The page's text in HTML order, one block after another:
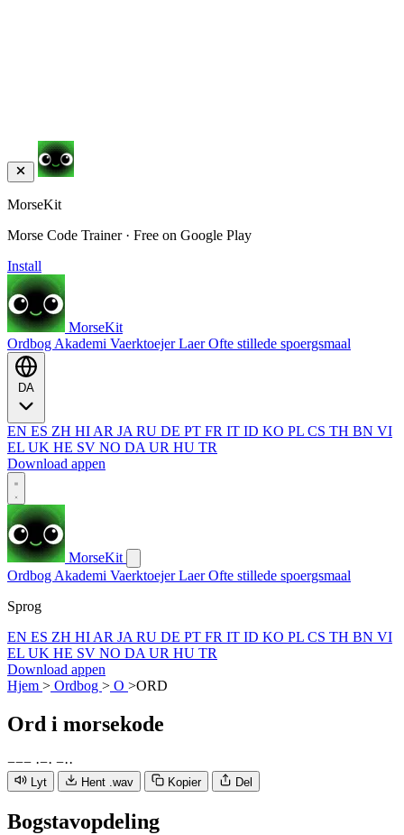
MorseKit
Morse Code Trainer · Free on Google Play
Install
MorseKit
Ordbog Akademi VaerktoejerLaerOfte stillede spoergsmaal
EN ES ZH HI AR JA RU DE PT FR IT ID KO PL CS TH BN VI
EL UK HE SV NO DA UR HU TR
Download appen
MorseKit
Ordbog Akademi VaerktoejerLaerOfte stillede spoergsmaal
Sprog
EN ES ZH HI AR JA RU DE PT FR IT ID KO PL CS TH BN VI
EL UK HE SV NO DA UR HU TR
Download appen
Hjem > Ordbog > O >ORD
Ord i morsekode
−−− ·−· −··
Lyt Hent .wav Kopier Del
Bogstavopdeling